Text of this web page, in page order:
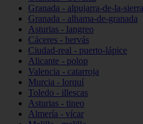
Granada - alpujarra-de-la-sierra
Granada - alhama-de-granada
Asturias - langreo
Cáceres - hervás
Ciudad-real - puerto-lápice
Alicante - polop
Valencia - catarroja
Murcia - lorquí
Toledo - illescas
Asturias - tineo
Almería - vícar